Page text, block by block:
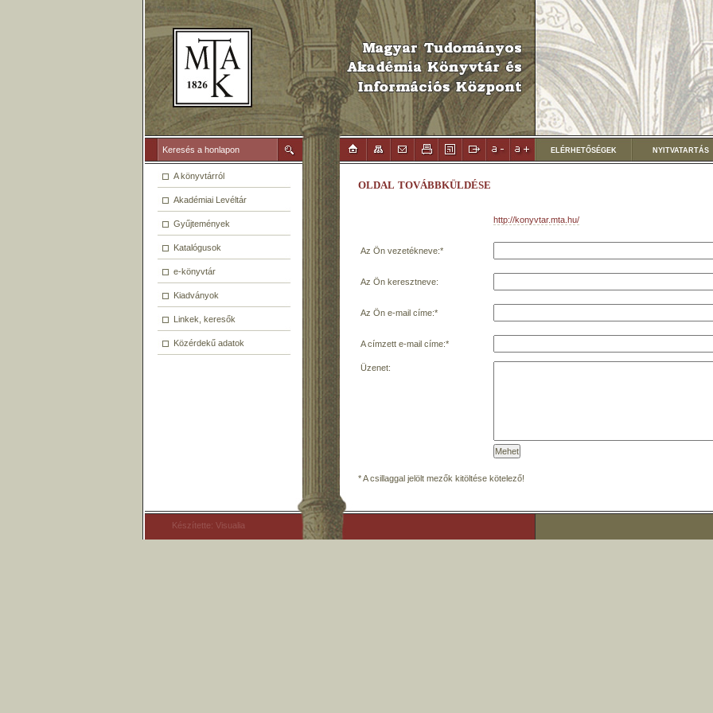
ELÉRHETŐSÉGEK NYITVATARTÁS
A könyvtárról
Akadémiai Levéltár
Gyűjtemények
Katalógusok
e-könyvtár
Kiadványok
Linkek, keresők
Közérdekű adatok
OLDAL TOVÁBBKÜLDÉSE
http://konyvtar.mta.hu/
Az Ön vezetékneve:*
Az Ön keresztneve:
Az Ön e-mail címe:*
A címzett e-mail címe:*
Üzenet:
* A csillaggal jelölt mezők kitöltése kötelező!
Készítette: Visualia